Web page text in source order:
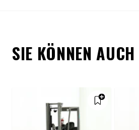
SIE KÖNNEN